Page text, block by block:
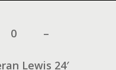
0 –
Lewis 24′